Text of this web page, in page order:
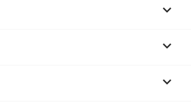


keyboard_arrow_down